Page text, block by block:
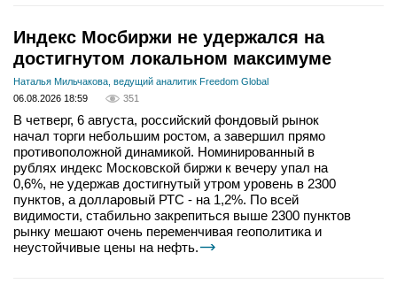
Индекс Мосбиржи не удержался на
достигнутом локальном максимуме
Наталья Мильчакова, ведущий аналитик Freedom Global
06.08.2026 18:59
351
В четверг, 6 августа, российский фондовый рынок
начал торги небольшим ростом, а завершил прямо
противоположной динамикой. Номинированный в
рублях индекс Московской биржи к вечеру упал на
0,6%, не удержав достигнутый утром уровень в 2300
пунктов, а долларовый РТС - на 1,2%. По всей
видимости, стабильно закрепиться выше 2300 пунктов
рынку мешают очень переменчивая геополитика и
неустойчивые цены на нефть.